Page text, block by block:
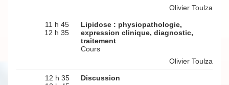
Olivier Toulza
11 h 45
12 h 35
Lipidose : physiopathologie,
expression clinique, diagnostic,
traitement
Cours
Olivier Toulza
12 h 35
Discussion